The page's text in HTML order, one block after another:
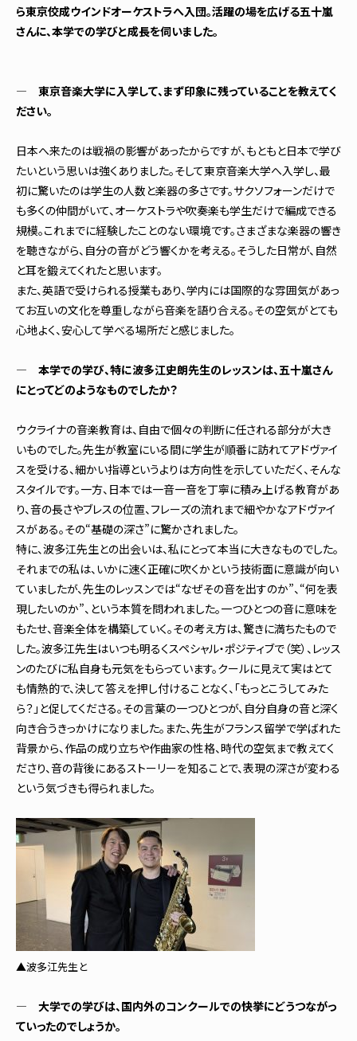
ら東京佼成ウインドオーケストラへ入団。活躍の場を広げる五十嵐
さんに、本学での学びと成長を伺いました。
― 東京音楽大学に入学して、まず印象に残っていることを教えてく
ださい。
日本へ来たのは戦禍の影響があったからですが、もともと日本で学び
たいという思いは強くありました。そして東京音楽大学へ入学し、最
初に驚いたのは学生の人数と楽器の多さです。サクソフォーンだけで
も多くの仲間がいて、オーケストラや吹奏楽も学生だけで編成できる
規模。これまでに経験したことのない環境です。さまざまな楽器の響き
を聴きながら、自分の音がどう響くかを考える。そうした日常が、自然
と耳を鍛えてくれたと思います。
また、英語で受けられる授業もあり、学内には国際的な雰囲気があっ
てお互いの文化を尊重しながら音楽を語り合える。その空気がとても
心地よく、安心して学べる場所だと感じました。
― 本学での学び、特に波多江史朗先生のレッスンは、五十嵐さん
にとってどのようなものでしたか？
ウクライナの音楽教育は、自由で個々の判断に任される部分が大き
いものでした。先生が教室にいる間に学生が順番に訪れてアドヴァイ
スを受ける、細かい指導というよりは方向性を示していただく、そんな
スタイルです。一方、日本では一音一音を丁寧に積み上げる教育があ
り、音の長さやブレスの位置、フレーズの流れまで細やかなアドヴァイ
スがある。その“基礎の深さ”に驚かされました。
特に、波多江先生との出会いは、私にとって本当に大きなものでした。
それまでの私は、いかに速く正確に吹くかという技術面に意識が向い
ていましたが、先生のレッスンでは“なぜその音を出すのか”、“何を表
現したいのか”、という本質を問われました。一つひとつの音に意味を
もたせ、音楽全体を構築していく。その考え方は、驚きに満ちたもので
した。波多江先生はいつも明るくスペシャル・ポジティブで（笑）、レッス
ンのたびに私自身も元気をもらっています。クールに見えて実はとて
も情熱的で、決して答えを押し付けることなく、「もっとこうしてみた
ら？」と促してくださる。その言葉の一つひとつが、自分自身の音と深く
向き合うきっかけになりました。また、先生がフランス留学で学ばれた
背景から、作品の成り立ちや作曲家の性格、時代の空気まで教えてく
ださり、音の背後にあるストーリーを知ることで、表現の深さが変わる
という気づきも得られました。
▲波多江先生と
― 大学での学びは、国内外のコンクールでの快挙にどうつながっ
ていったのでしょうか。